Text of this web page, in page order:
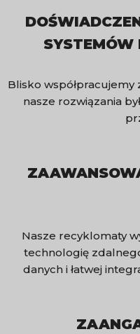
SYSTEMÓW
Blisko
nasze rozwiązania
Nasze recyklomaty
technologię
danych i łatwej